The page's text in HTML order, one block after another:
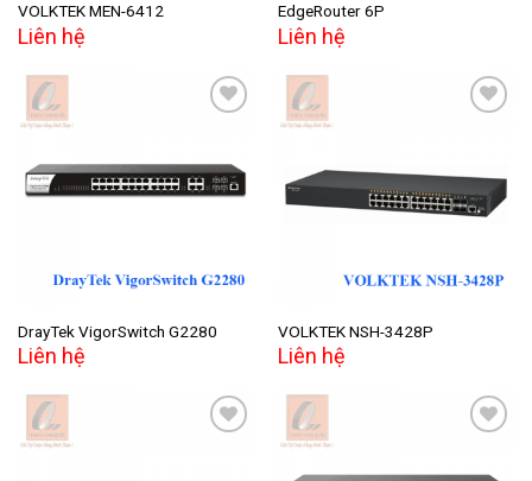
VOLKTEK MEN-6412
Liên hệ
EdgeRouter 6P
Liên hệ
Add to
wishlist
DrayTek VigorSwitch G2280
Liên hệ
wishlist
VOLKTEK NSH-3428P
Liên hệ